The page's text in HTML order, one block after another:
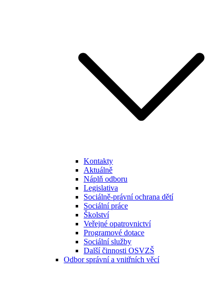
Kontakty
Aktuálně
Náplň odboru
Legislativa
Sociálně-právní ochrana dětí
Sociální práce
Školství
Veřejné opatrovnictví
Programové dotace
Sociální služby
Další činnosti OSVZŠ
Odbor správní a vnitřních věcí